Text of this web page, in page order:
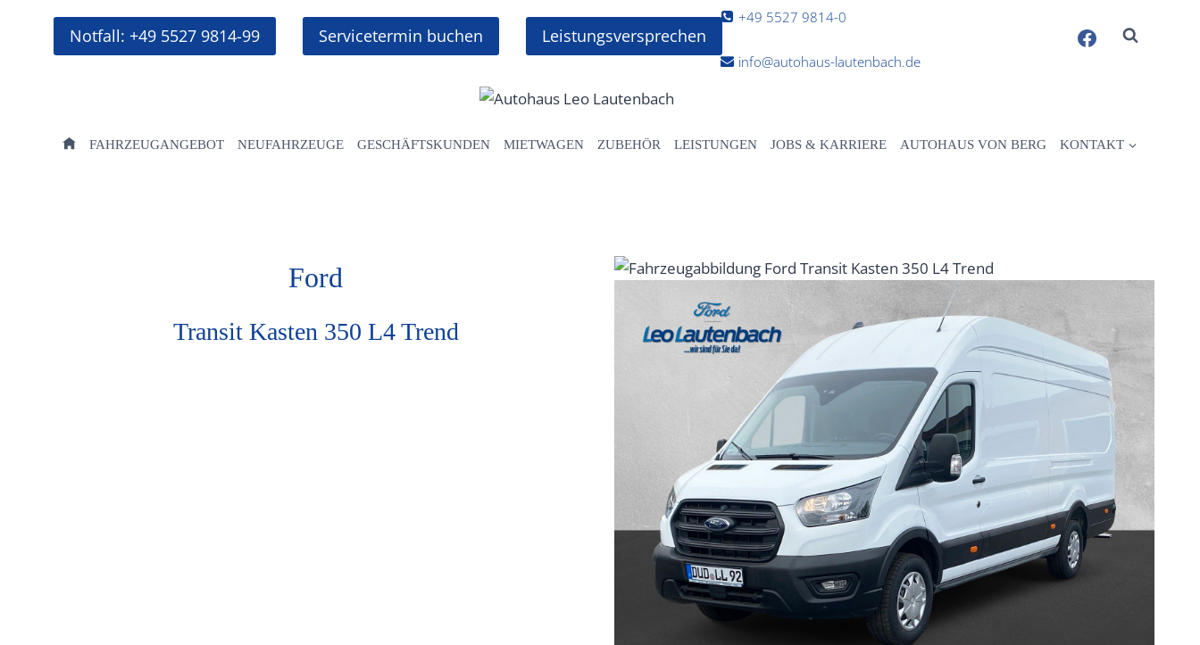
springen
Notfall: +49 5527 9814-99 Servicetermin buchen Leistungsversprechen
+49 5527 9814-0
info@autohaus-lautenbach.de
FAHRZEUGANGEBOT NEUFAHRZEUGE GESCHÄFTSKUNDEN MIETWAGEN ZUBEHÖR LEISTUNGEN JOBS & KARRIERE AUTOHAUS VON BERG KONTAKT
Ford
Transit Kasten 350 L4 Trend